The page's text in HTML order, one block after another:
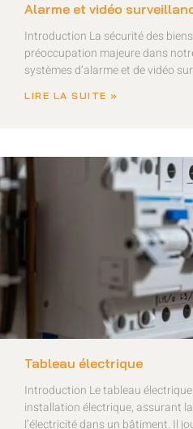
Alarme et vidéo
Introduction La sécurité des
préoccupation majeure dans
systèmes d’alarme et de vidéo
LIRE LA SUITE »
Tableau électrique
Introduction Le tableau
installation électrique, assurant
l’électricité dans un bâtiment. Il